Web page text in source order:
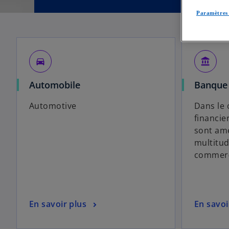
directions_car
Automobile
Automotive
En savoir plus
account_balance
Banque
Dans le
sont
En
Paramètres